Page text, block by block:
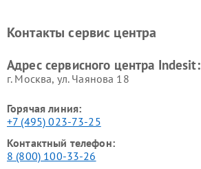
Indesit
Indesit
Контакты сервис центра
Адрес сервисного центра Indesit:
г. Москва, ул. Чаянова 18
Горячая линия:
+7 (495) 023-73-25
Контактный телефон:
8 (800) 100-33-26